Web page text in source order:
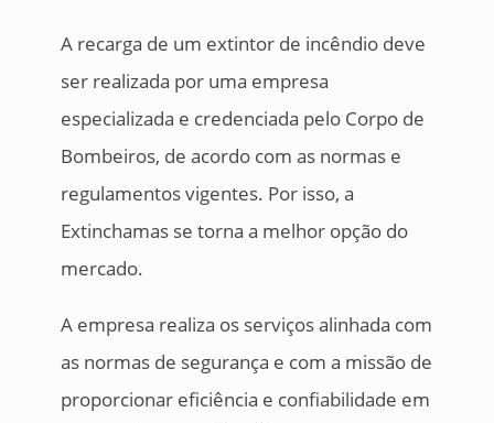
A recarga de um extintor de incêndio deve
ser realizada por uma empresa
especializada e credenciada pelo Corpo de
Bombeiros, de acordo com as normas e
regulamentos vigentes. Por isso, a
Extinchamas se torna a melhor opção do
mercado.
A empresa realiza os serviços alinhada com
as normas de segurança e com a missão de
proporcionar eficiência e confiabilidade em